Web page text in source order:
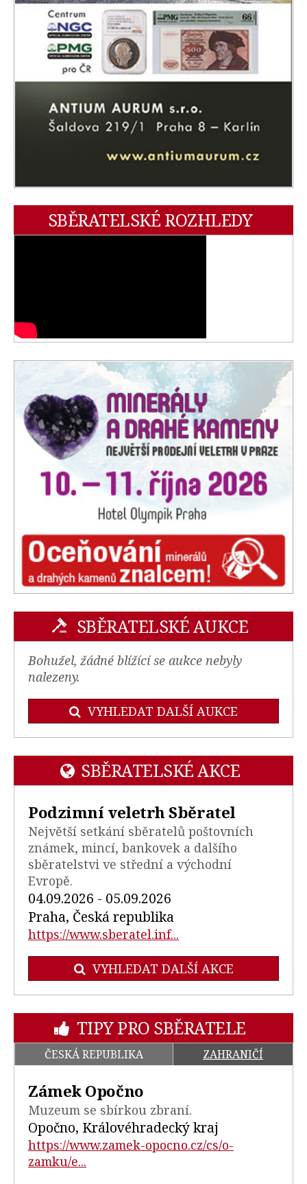
SBĚRATELSKÉ ROZHLEDY
SBĚRATELSKÉ AUKCE
Bohužel, žádné blížící se aukce nebyly
nalezeny.
VYHLEDAT DALŠÍ AUKCE
SBĚRATELSKÉ AKCE
Podzimní veletrh Sběratel
Největší setkání sběratelů poštovních
známek, mincí, bankovek a dalšího
sběratelstvi ve střední a východní
Evropě.
04.09.2026 - 05.09.2026
Praha, Česká republika
https://www.sberatel.inf...
VYHLEDAT DALŠÍ AKCE
TIPY PRO SBĚRATELE
ČESKÁ REPUBLIKA ZAHRANIČÍ
Zámek Opočno
Muzeum se sbírkou zbraní.
Opočno, Královéhradecký kraj
https://www.zamek-opocno.cz/cs/o-
zamku/e...